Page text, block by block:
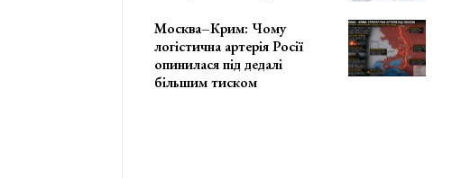
Москва–Крим: Чому
логістична артерія Росії
опинилася під дедалі
більшим тиском